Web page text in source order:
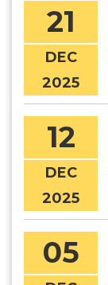
21
DEC
2025
12
DEC
2025
05